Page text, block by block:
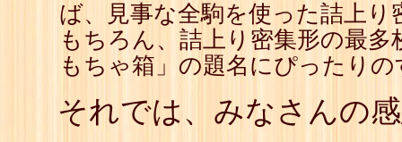
ば、見事な全駒を使った詰上
もちろん、詰上り密集形の最多
もちゃ箱」の題名にぴったり
それでは、みなさんの